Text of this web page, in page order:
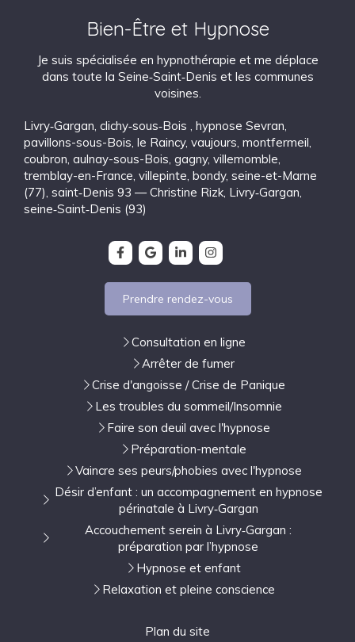
Bien-Être et Hypnose
Je suis spécialisée en hypnothérapie et me déplace
dans toute la Seine‑Saint‑Denis et les communes
voisines.
Livry‑Gargan clichy‑sous‑Bois hypnose Sevran
pavillons-sous-Bois le Raincy, vaujours montfermeil
coubron aulnay-sous-Bois gagny, villemomble
tremblay-en-France villepinte bondy, seine-et-Marne
(77) saint‑Denis 93 — Christine Rizk, Livry‑Gargan
seine‑Saint‑Denis (93)
Prendre rendez-vous
Consultation en ligne
Arrêter de fumer
Crise d'angoisse / Crise de Panique
Les troubles du sommeil/Insomnie
Faire son deuil avec l'hypnose
Préparation-mentale
Vaincre ses peurs/phobies avec l'hypnose
Désir d’enfant : un accompagnement en hypnose
périnatale à Livry‑Gargan
Accouchement serein à Livry‑Gargan :
préparation par l’hypnose
Hypnose et enfant
Relaxation et pleine conscience
Plan du site